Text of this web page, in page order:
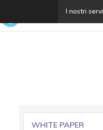
I nostri
La nuova
WHITE PAPER